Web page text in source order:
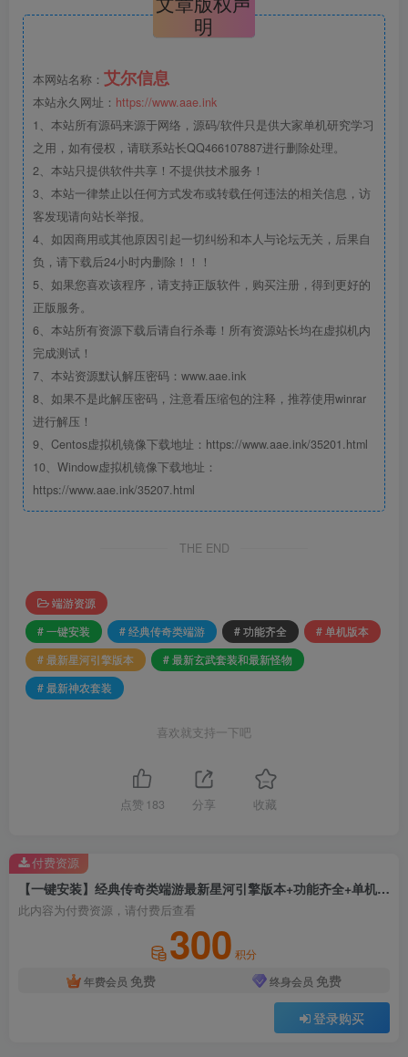
明
本网站名称： 艾尔信息
本站永久网址： https://www.aae.ink
1、本站所有源码来源于网络，源码/软件只是供大家单机研究学习
之用，如有侵权，请联系站长QQ466107887进行删除处理。
2、本站只提供软件共享！不提供技术服务！
3、本站一律禁止以任何方式发布或转载任何违法的相关信息，访
客发现请向站长举报。
4、如因商用或其他原因引起一切纠纷和本人与论坛无关，后果自
负，请下载后24小时内删除！！！
5、如果您喜欢该程序，请支持正版软件，购买注册，得到更好的
正版服务。
6、本站所有资源下载后请自行杀毒！所有资源站长均在虚拟机内
完成测试！
7、本站资源默认解压密码：www.aae.ink
8、如果不是此解压密码，注意看压缩包的注释，推荐使用winrar
进行解压！
9、Centos虚拟机镜像下载地址：https://www.aae.ink/35201.html
10、Window虚拟机镜像下载地址：
https://www.aae.ink/35207.html
THE END
端游资源
# 一键安装
# 经典传奇类端游 # 功能齐全
# 单机版本
# 最新星河引擎版本
# 最新玄武套装和最新怪物
# 最新神农套装
喜欢就支持一下吧
点赞 183 分享 收藏
【一键安装】经典传奇类端游最新星河引擎版本+功能齐全+单机版本+最新玄武套装和最新怪物+最新神农套装
此内容为付费资源，请付费后查看
300 积分
年费会员 免费 终身会员 免费
登录购买
付费资源